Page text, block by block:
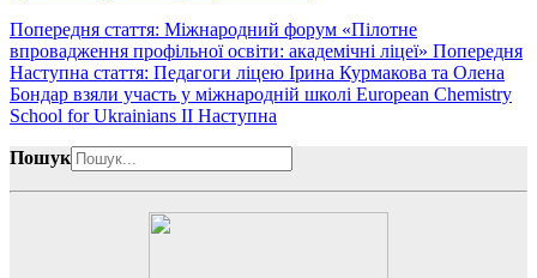
Попередня стаття: Міжнародний форум «Пілотне
впровадження профільної освіти: академічні ліцеї» Попередня
Наступна стаття: Педагоги ліцею Ірина Курмакова та Олена
Бондар взяли участь у міжнародній школі European Chemistry
School for Ukrainians II Наступна
Пошук